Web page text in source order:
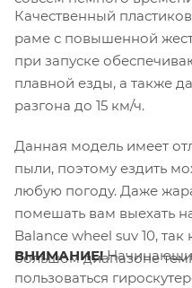
Качественный
раме с повышенной
при запуске
плавной езды, а также
разгона до 15 км/ч.
Данная модель имеет
пыли, поэтому ездить
любую погоду. Даже
помешать вам выехать
Balance wheel suv 10,
большом диапазоне
ВНИМАНИЕ!
пользоваться